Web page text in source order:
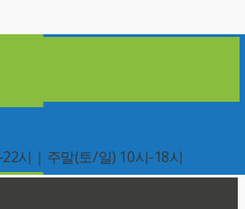
시｜주말(토/일) 10시-18시